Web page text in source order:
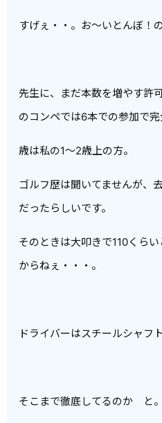
すげぇ・・。お～いとんぼ！
先生に、まだ本数を増やす許
のコンペでは6本での参加で完
歳は私の1～2歳上の方。
ゴルフ歴は聞いてませんが、
だったらしいです。
そのときは大叩きで110くら
からねぇ・・・。
ドライバーはスチールシャフ
そこまで徹底してるのか と。